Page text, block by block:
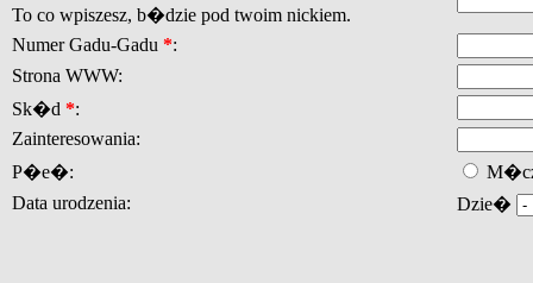
To co wpiszesz, b�dzie pod twoim nickiem.
Numer Gadu-Gadu *:
Strona WWW:
Sk�d *:
Zainteresowania:
P�e�:
Data urodzenia:
Dzie�